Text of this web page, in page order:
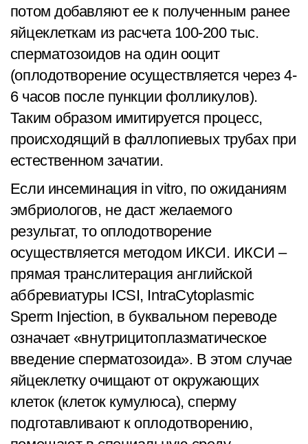
потом добавляют ее к полученным ранее
яйцеклеткам из расчета 100-200 тыс.
сперматозоидов на один ооцит
(оплодотворение осуществляется через 4-
6 часов после пункции фолликулов).
Таким образом имитируется процесс,
происходящий в фаллопиевых трубах при
естественном зачатии.
Если инсеминация in vitro, по ожиданиям
эмбриологов, не даст желаемого
результат, то оплодотворение
осуществляется методом ИКСИ. ИКСИ –
прямая транслитерация английской
аббревиатуры ICSI, IntraCytoplasmic
Sperm Injection, в буквальном переводе
означает «внутрицитоплазматическое
введение сперматозоида». В этом случае
яйцеклетку очищают от окружающих
клеток (клеток кумулюса), сперму
подготавливают к оплодотворению,